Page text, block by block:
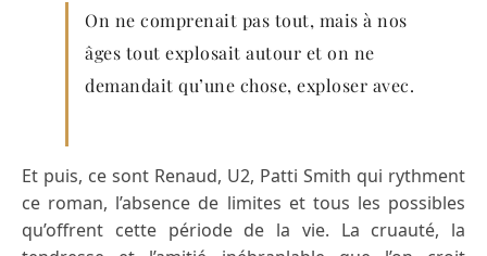
On ne comprenait pas tout, mais à nos
âges tout explosait autour et on ne
demandait qu’une chose, exploser avec.
Et puis, ce sont Renaud, U2, Patti Smith qui rythment
ce roman, l’absence de limites et tous les possibles
qu’offrent cette période de la vie. La cruauté, la